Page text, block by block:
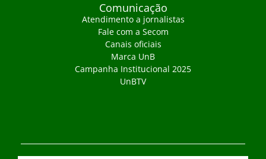
Comunicação
Atendimento a jornalistas
Fale com a Secom
Canais oficiais
Marca UnB
Campanha Institucional 2025
UnBTV